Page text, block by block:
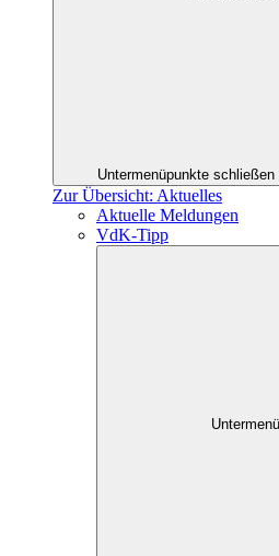
Untermenüpunkte schließen
Zur Übersicht: Aktuelles
Aktuelle Meldungen
VdK-Tipp